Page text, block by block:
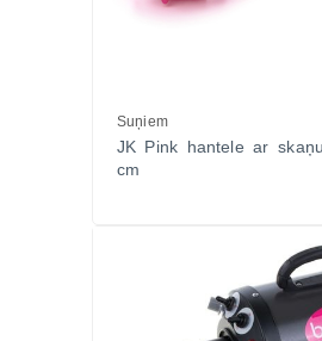
Suņiem
JK Pink hantele ar
cm